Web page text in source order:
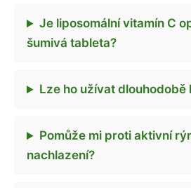
Je liposomální vitamín C
šumivá tableta?
Lze ho užívat dlouhodobě
Pomůže mi proti aktivní
nachlazení?